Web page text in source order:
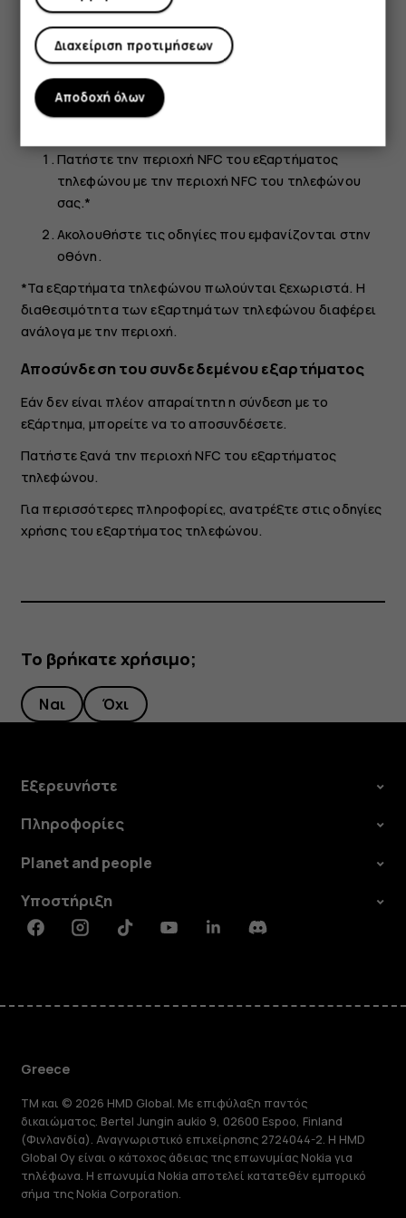
Σύνδεση με εξάρτημα τηλεφώνου Bluetooth με
χρήση NFC
Απασχολημένα χέρια; Χρησιμοποιήστε ακουστικά. Ή
ακούστε μουσική χρησιμοποιώντας ασύρματα ηχεία. Το
μόνο που χρειάζεται να κάνετε είναι να πατήσετε το
Πατήστε την περιοχή NFC του εξαρτήματος
τηλεφώνου με την περιοχή NFC του τηλεφώνου
σας.*
Ακολουθήστε τις οδηγίες που εμφανίζονται στην
οθόνη.
*Τα εξαρτήματα τηλεφώνου πωλούνται ξεχωριστά. Η
διαθεσιμότητα των εξαρτημάτων τηλεφώνου διαφέρει
ανάλογα με την περιοχή.
Αποσύνδεση του συνδεδεμένου εξαρτήματος
Εάν δεν είναι πλέον απαραίτητη η σύνδεση με το
εξάρτημα, μπορείτε να το αποσυνδέσετε.
Πατήστε ξανά την περιοχή NFC του εξαρτήματος
τηλεφώνου.
Για περισσότερες πληροφορίες, ανατρέξτε στις οδηγίες
χρήσης του εξαρτήματος τηλεφώνου.
Το βρήκατε χρήσιμο;
Ναι Όχι
Εξερευνήστε
Πληροφορίες
Planet and people
Υποστήριξη
FacebookInstagramTiktokYoutubeLinkedinDiscord
Greece
TM και © 2026 HMD Global. Με επιφύλαξη παντός
δικαιώματος. Bertel Jungin aukio 9, 02600 Espoo, Finland
(Φινλανδία). Αναγνωριστικό επιχείρησης 2724044-2. Η HMD
Global Oy είναι ο κάτοχος άδειας της επωνυμίας Nokia για
τηλέφωνα. Η επωνυμία Nokia αποτελεί κατατεθέν εμπορικό
σήμα της Nokia Corporation.
Διαχείριση προτιμήσεων
Αποδοχή όλων